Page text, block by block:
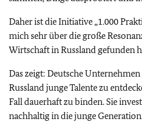
Daher ist die Initiative „1.000
mich sehr über die große
Wirtschaft in Russland gefunden
Das zeigt: Deutsche
Russland junge Talente zu
Fall dauerhaft zu binden. Sie
nachhaltig in die junge